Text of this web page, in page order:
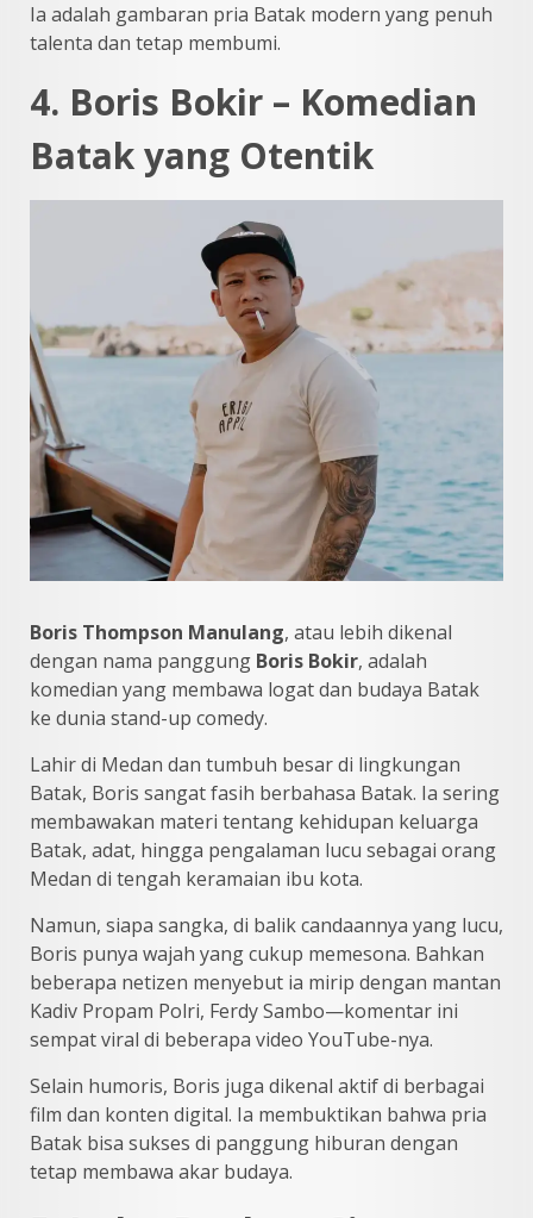
Ia adalah gambaran pria Batak modern yang penuh
talenta dan tetap membumi.
4. Boris Bokir – Komedian
Batak yang Otentik
Boris Thompson Manulang, atau lebih dikenal
dengan nama panggung Boris Bokir, adalah
komedian yang membawa logat dan budaya Batak
ke dunia stand-up comedy.
Lahir di Medan dan tumbuh besar di lingkungan
Batak, Boris sangat fasih berbahasa Batak. Ia sering
membawakan materi tentang kehidupan keluarga
Batak, adat, hingga pengalaman lucu sebagai orang
Medan di tengah keramaian ibu kota.
Namun, siapa sangka, di balik candaannya yang lucu,
Boris punya wajah yang cukup memesona. Bahkan
beberapa netizen menyebut ia mirip dengan mantan
Kadiv Propam Polri, Ferdy Sambo—komentar ini
sempat viral di beberapa video YouTube-nya.
Selain humoris, Boris juga dikenal aktif di berbagai
film dan konten digital. Ia membuktikan bahwa pria
Batak bisa sukses di panggung hiburan dengan
tetap membawa akar budaya.